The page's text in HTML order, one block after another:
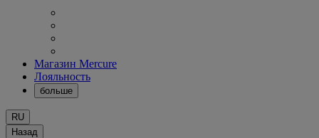
Магазин Mercure
Лояльность
больше
RU
Назад